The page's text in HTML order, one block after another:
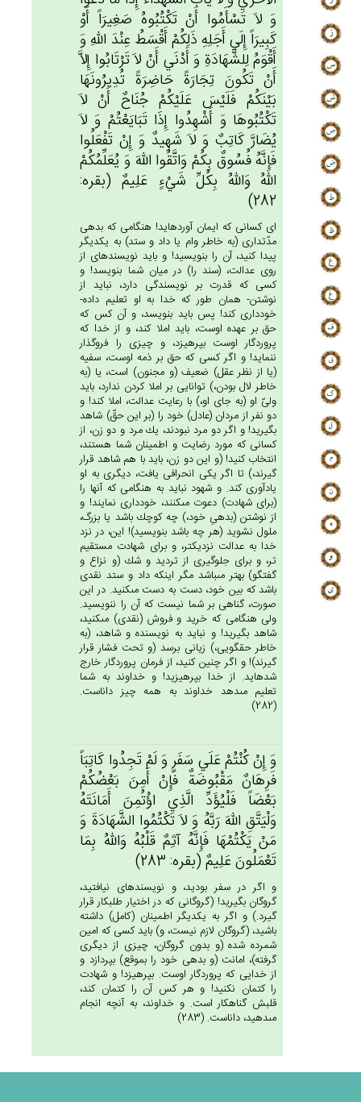
وَ لاَ تَسْأَمُوا أَنْ‌ تَكْتُبُوه‌ُ صَغِيرَاً أَوْ
كَبِيرَاً إِلَي‌ أَجَلِه‌ِ ذَلِكُم‌ْ أَقْسَط‌ُ عِنْدَ الله‌ِ وَ
أَقْوَم‌ُ لِلشَّهَادَة‌ِ وَ أَدْنَي‌ أَنْ لاَ تَرْتَابُوا إِلاَّ
أَنْ‌ تَكُون‌َ تِجَارَة‌ً حَاضِرَة‌ً تُدِيرُونَهَا
بَيْنَكُم‌ْ فَلَيْس‌َ عَلَيْكُم‌ْ جُنَاح‌ٌ أَنْ لاَ
تَكْتُبُوهَا وَ أَشْهِدُوا إِذَا تَبَايَعْتُم‌ْ وَ لاَ
يُضَارَّ كَاتِب‌ٌ وَ لاَ شَهِيدٌ وَ إِن‌ْ تَفْعَلُوا
فَإِنَّه‌ُ فُسُوق‌ٌ بِكُمْ‌ وَاتَّقُوا الله‌َ وَ يُعَلِّمُكُم‌ْ
الله‌ُ وَالله‌ُ بِكُل‌ِّ شَي‌ْءٍ عَلِيم‌ٌ (بقره:
282)
اى كسانى كه ايمان آورده‏ايد! هنگامى كه بدهى
مدّت‏دارى (به خاطر وام يا داد و ستد) به يكديگر
پيدا كنيد، آن را بنويسيد! و بايد نويسنده‏اى از
روى عدالت، (سند را) در ميان شما بنويسد! و
كسى كه قدرت بر نويسندگى دارد، نبايد از
نوشتن- همان طور كه خدا به او تعليم داده-
خوددارى كند! پس بايد بنويسد، و آن كس كه
حق بر عهده اوست، بايد املا كند، و از خدا كه
پروردگار اوست بپرهيزد، و چيزى را فروگذار
ننمايد! و اگر كسى كه حق بر ذمه اوست، سفيه
(يا از نظر عقل) ضعيف (و مجنون) است، يا (به
خاطر لال بودن،) توانايى بر املا كردن ندارد، بايد
ولىّ او (به جاى او،) با رعايت عدالت، املا كند! و
دو نفر از مردان (عادل) خود را (بر اين حقّ) شاهد
بگيريد! و اگر دو مرد نبودند، يك مرد و دو زن، از
كسانى كه مورد رضايت و اطمينان شما هستند،
انتخاب كنيد! (و اين دو زن، بايد با هم شاهد قرار
گيرند،) تا اگر يكى انحرافى يافت، ديگرى به او
يادآورى كند. و شهود نبايد به هنگامى كه آنها را
(براى شهادت) دعوت مى‏كنند، خوددارى نمايند! و
از نوشتن (بدهىِ خود،) چه كوچك باشد يا بزرگ،
ملول نشويد (هر چه باشد بنويسيد)! اين، در نزد
خدا به عدالت نزديكتر، و براى شهادت مستقيم
تر، و براى جلوگيرى از ترديد و شك (و نزاع و
گفتگو) بهتر مى‏باشد مگر اينكه داد و ستد نقدى
باشد كه بين خود، دست به دست مى‏كنيد. در اين
صورت، گناهى بر شما نيست كه آن را ننويسيد.
ولى هنگامى كه خريد و فروش (نقدى) مى‏كنيد،
شاهد بگيريد! و نبايد به نويسنده و شاهد، (به
خاطر حقگويى،) زيانى برسد (و تحت فشار قرار
گيرند)! و اگر چنين كنيد، از فرمان پروردگار خارج
شده‏ايد. از خدا بپرهيزيد! و خداوند به شما
تعليم مى‏دهد خداوند به همه چيز داناست.
(282)
وَ إِنْ‌ كُنْتُم‌ْ عَلَي‌ سَفَرٍ وَ لَم‌ْ تَجِدُوا كَاتِبَاً
فَرِهَان‌ٌ مَقْبُوضَة‌ٌ فَإِن‌ْ أَمِن‌َ بَعْضُكُمْ‌
بَعْضَاً فَلْيُؤَدِّ الَّذِي‌ اؤْتُمِن‌َ أَمَانَتَه‌ُ
وَلْيَتَّق‌ِ الله‌َ رَبَّه‌ُ وَ لاَ تَكْتُمُوا الشَّهَادَة‌َ وَ
مَنْ‌ يَكْتُمْهَا فَإِنَّه‌ُ آثِم‌ٌ قَلْبُه‌ُ وَالله‌ُ بِمَا
تَعْمَلُون‌َ عَلِيم‌ٌ (بقره: 283)
و اگر در سفر بوديد، و نويسنده‏اى نيافتيد،
گروگان بگيريد! (گروگانى كه در اختيار طلبكار قرار
گيرد.) و اگر به يكديگر اطمينان (كامل) داشته
باشيد، (گروگان لازم نيست، و) بايد كسى كه امين
شمرده شده (و بدون گروگان، چيزى از ديگرى
گرفته)، امانت (و بدهى خود را بموقع) بپردازد و
از خدايى كه پروردگار اوست. بپرهيزد! و شهادت
را كتمان نكنيد! و هر كس آن را كتمان كند،
قلبش گناهكار است. و خداوند، به آنچه انجام
مى‏دهيد، داناست. (283)